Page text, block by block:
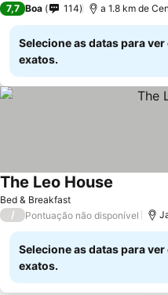
7,7 Boa 114 a 1.8 km de
Selecione as datas para
exatos.
Bed & Breakfast
The Leo House
/ Pontuação não disponível
Selecione as datas para
exatos.